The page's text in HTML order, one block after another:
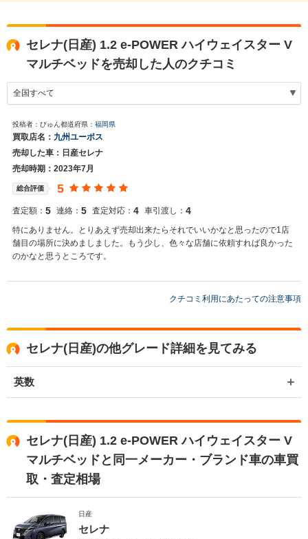
セレナ(日産) 1.2 e-POWER ハイウェイスター V
マルチベッドを売却した人のクチコミ
投稿者：びゅん都道府県： 福岡県
買取店名： 九州ユーポス
売却した車：日産セレナ
売却時期：2023年7月
総合評価 5
査定額： 5 連絡： 5 査定対応： 4 車引渡し： 4
特にありません。とりあえず売却出来たらそれでいいかなと思ったので1店
舗目の場所に決めましました。もう少し、色々な店舗に依頼すれば良かった
のかなと思うところです。
クチコミ利用にあたっての注意事項
セレナ(日産)の他グレード詳細を見てみる
英数
セレナ(日産) 1.2 e-POWER ハイウェイスター V
マルチベッドと同一メーカー・ブランド車の車買
取・査定相場
日産
セレナ